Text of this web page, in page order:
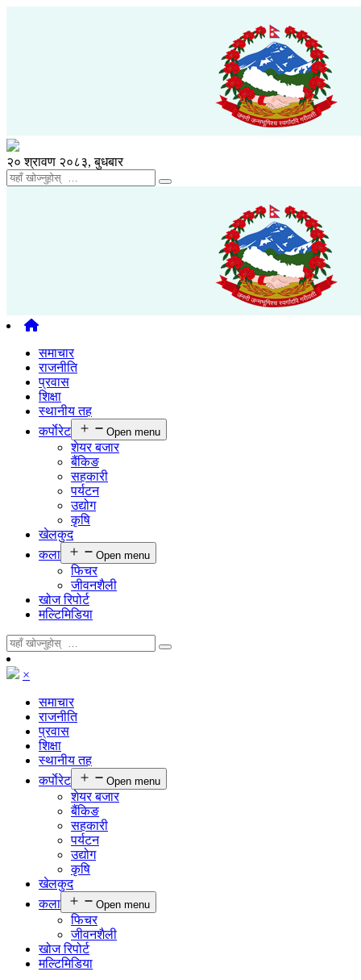
२० श्रावण २०८३, बुधबार
समाचार
राजनीति
प्रवास
शिक्षा
स्थानीय तह
कर्पाेरेट
Open menu
शेयर बजार
बैंकिङ
सहकारी
पर्यटन
उद्योग
कृषि
खेलकुद
कला
Open menu
फिचर
जीवनशैली
खोज रिपोर्ट
मल्टिमिडिया
×
समाचार
राजनीति
प्रवास
शिक्षा
स्थानीय तह
कर्पाेरेट
Open menu
शेयर बजार
बैंकिङ
सहकारी
पर्यटन
उद्योग
कृषि
खेलकुद
कला
Open menu
फिचर
जीवनशैली
खोज रिपोर्ट
मल्टिमिडिया